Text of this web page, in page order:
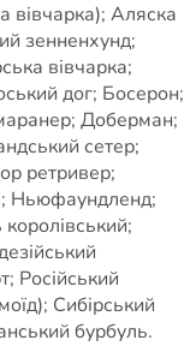
вівчарка); Аляска
зенненхунд;
вівчарка;
дог; Босерон;
Доберман;
сетер;
ретривер;
Ньюфаундленд;
Російський
Сибірський
бурбуль.